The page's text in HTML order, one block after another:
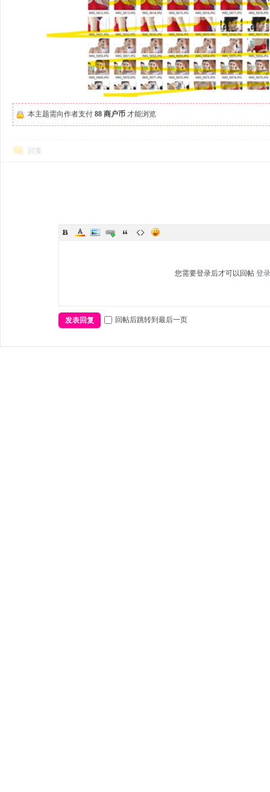
本主题需向作者支付 88 商户币 才能浏览
回复
您需要登录后才可以回帖 登录
发表回复 回帖后跳转到最后一页